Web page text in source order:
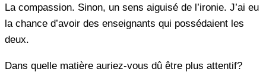
La compassion. Sinon, un sens aiguisé de l’ironie. J’ai eu
la chance d’avoir des enseignants qui possédaient les
deux.
Dans quelle matière auriez-vous dû être plus attentif?